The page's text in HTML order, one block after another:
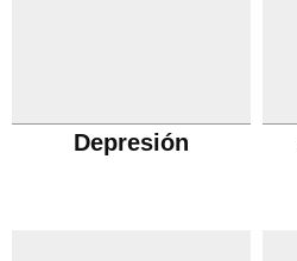
Depresión